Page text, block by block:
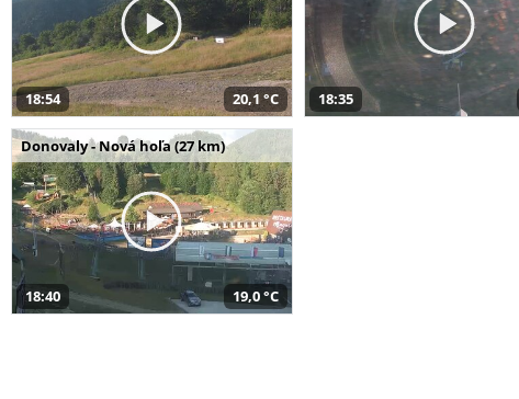
18:54 20,1 °C 18:35
Donovaly - Nová hoľa (27 km)
18:40 19,0 °C